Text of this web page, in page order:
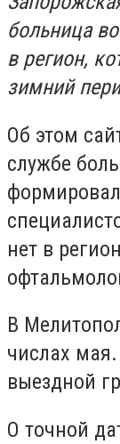
больница
в регион,
зимний
Об этом
службе
нет в
В
числах
выездной
О точной